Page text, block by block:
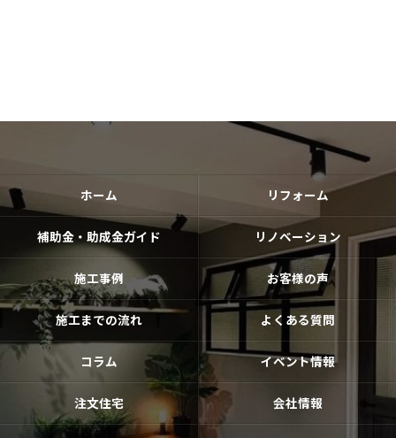
ホーム リフォーム
補助金・助成金ガイド リノベーション
施工事例 お客様の声
施工までの流れ よくある質問
コラム イベント情報
注文住宅 会社情報